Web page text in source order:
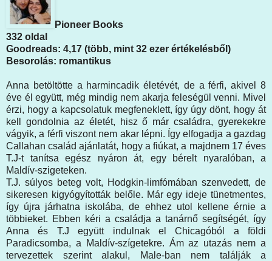
Pioneer Books
332 oldal
Goodreads: 4,17 (több, mint 32 ezer értékelésből)
Besorolás: romantikus
Anna betöltötte a harmincadik életévét, de a férfi, akivel 8
éve él együtt, még mindig nem akarja feleségül venni. Mivel
érzi, hogy a kapcsolatuk megfeneklett, így úgy dönt, hogy át
kell gondolnia az életét, hisz ő már családra, gyerekekre
vágyik, a férfi viszont nem akar lépni. Így elfogadja a gazdag
Callahan család ajánlatát, hogy a fiúkat, a majdnem 17 éves
T.J-t tanítsa egész nyáron át, egy bérelt nyaralóban, a
Maldív-szigeteken.
T.J. súlyos beteg volt, Hodgkin-limfómában szenvedett, de
sikeresen kigyógyították belőle. Már egy ideje tünetmentes,
így újra járhatna iskolába, de ehhez utol kellene érnie a
többieket. Ebben kéri a családja a tanárnő segítségét, így
Anna és T.J együtt indulnak el Chicagóból a földi
Paradicsomba, a Maldív-szígetekre. Ám az utazás nem a
tervezettek szerint alakul, Male-ban nem találják a